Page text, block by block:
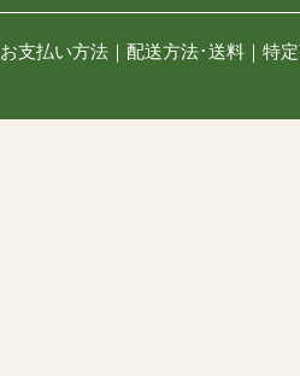
お支払い方法 配送方法･送料 特